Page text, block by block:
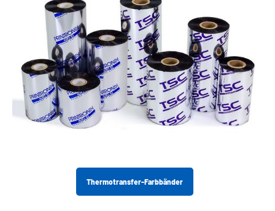
Thermotransfer-Farbbänder